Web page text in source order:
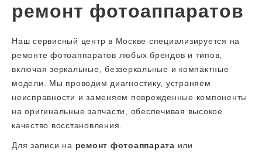
ремонт фотоаппаратов
Наш сервисный центр в Москве специализируется на
ремонте фотоаппаратов любых брендов и типов,
включая зеркальные, беззеркальные и компактные
модели. Мы проводим диагностику, устраняем
неисправности и заменяем поврежденные компоненты
на оригинальные запчасти, обеспечивая высокое
качество восстановления.
Для записи на ремонт фотоаппарата или